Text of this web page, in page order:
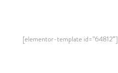
[elementor-template id=”64812″]